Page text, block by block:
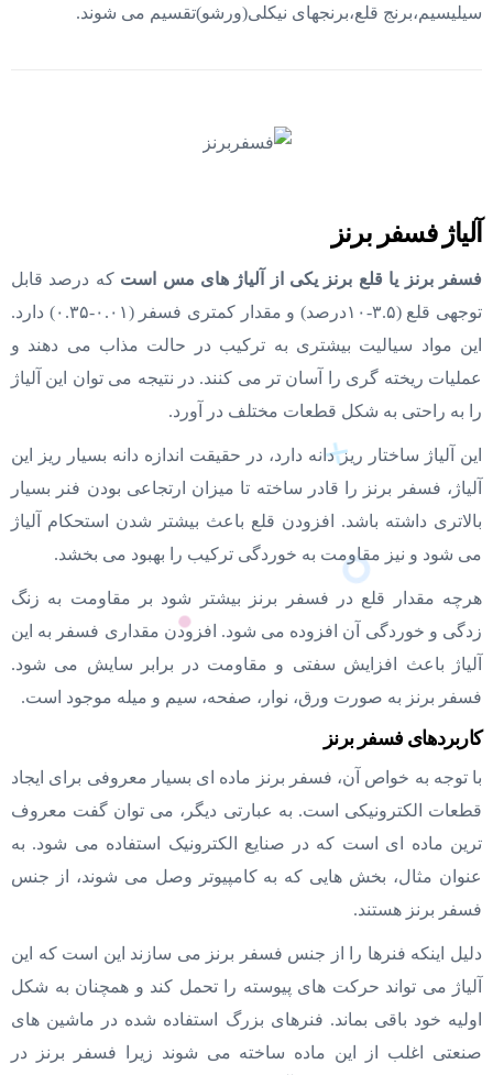
سیلیسیم،برنج قلع،برنجهای نیکلی(ورشو)تقسیم می شوند.
آلیاژ فسفر برنز
فسفر برنز یا قلع برنز یکی از آلیاژ های مس است که درصد قابل
توجهی قلع (۳.۵-۱۰درصد) و مقدار کمتری فسفر (۰.۰۱-۰.۳۵) دارد.
این مواد سیالیت بیشتری به ترکیب در حالت مذاب می دهند و
عملیات ریخته گری را آسان تر می کنند. در نتیجه می توان این آلیاژ
را به راحتی به شکل قطعات مختلف در آورد.
این آلیاژ ساختار ریز دانه دارد، در حقیقت اندازه دانه بسیار ریز این
آلیاژ، فسفر برنز را قادر ساخته تا میزان ارتجاعی بودن فنر بسیار
بالاتری داشته باشد. افزودن قلع باعث بیشتر شدن استحکام آلیاژ
می شود و نیز مقاومت به خوردگی ترکیب را بهبود می بخشد.
هرچه مقدار قلع در فسفر برنز بیشتر شود بر مقاومت به زنگ
زدگی و خوردگی آن افزوده می شود. افزودن مقداری فسفر به این
آلیاژ باعث افزایش سفتی و مقاومت در برابر سایش می شود.
فسفر برنز به صورت ورق، نوار، صفحه، سیم و میله موجود است.
کاربردهای فسفر برنز
با توجه به خواص آن، فسفر برنز ماده ای بسیار معروفی برای ایجاد
قطعات الکترونیکی است. به عبارتی دیگر، می توان گفت معروف
ترین ماده ای است که در صنایع الکترونیک استفاده می شود. به
عنوان مثال، بخش هایی که به کامپیوتر وصل می شوند، از جنس
فسفر برنز هستند.
دلیل اینکه فنرها را از جنس فسفر برنز می سازند این است که این
آلیاژ می تواند حرکت های پیوسته را تحمل کند و همچنان به شکل
اولیه خود باقی بماند. فنرهای بزرگ استفاده شده در ماشین های
صنعتی اغلب از این ماده ساخته می شوند زیرا فسفر برنز در